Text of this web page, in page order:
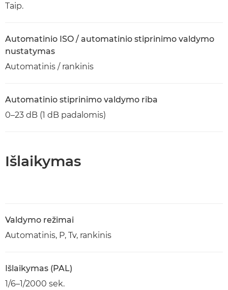
Taip.
Automatinio ISO / automatinio stiprinimo valdymo
nustatymas
Automatinis / rankinis
Automatinio stiprinimo valdymo riba
0–23 dB (1 dB padalomis)
Išlaikymas
Valdymo režimai
Automatinis, P, Tv, rankinis
Išlaikymas (PAL)
1/6–1/2000 sek.